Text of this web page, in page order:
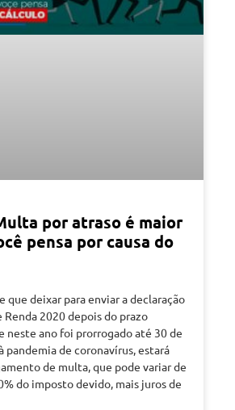
por atraso é maior
pensa por causa do
deixar para enviar a declaração
Renda 2020 depois do prazo
neste ano foi prorrogado até 30 de
pandemia de coronavírus, estará
de multa, que pode variar de
do imposto devido, mais juros de